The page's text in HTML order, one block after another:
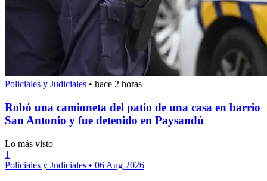
Policiales y Judiciales • hace 2 horas
Robó una camioneta del patio de una casa en barrio
San Antonio y fue detenido en Paysandú
Lo más visto
1
Policiales y Judiciales • 06 Aug 2026